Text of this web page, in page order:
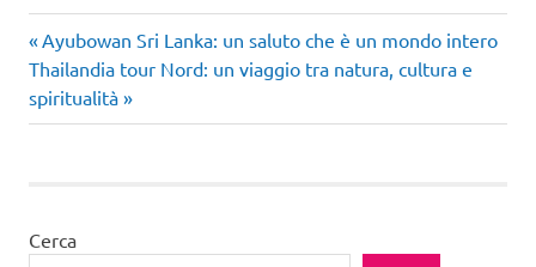
Navigazione
articoli
Articolo
precedente:
Ayubowan Sri Lanka: un saluto che è un mondo intero
Articolo
successivo:
Thailandia tour Nord: un viaggio tra natura, cultura e
spiritualità
Cerca